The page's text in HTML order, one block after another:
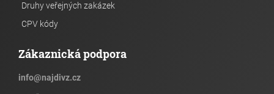
Druhy veřejných zakázek
CPV kódy
Zákaznická podpora
info@najdivz.cz